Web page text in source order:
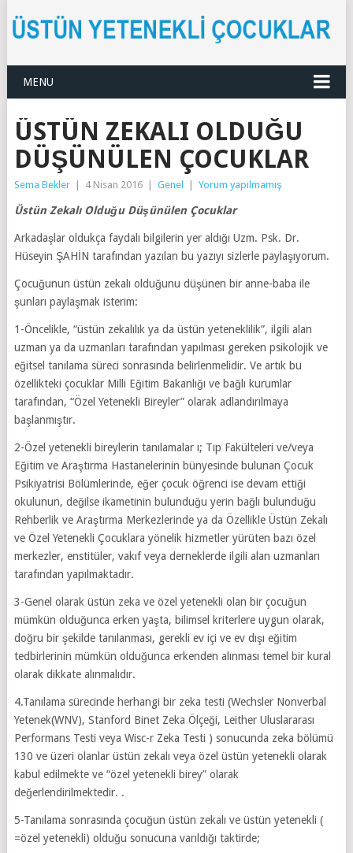
MENU
ÜSTÜN ZEKALI OLDUĞU
DÜŞÜNÜLEN ÇOCUKLAR
Sema Bekler 4 Nisan 2016 Genel Yorum yapılmamış
Üstün Zekalı Olduğu Düşünülen Çocuklar
Arkadaşlar oldukça faydalı bilgilerin yer aldığı Uzm. Psk. Dr.
Hüseyin ŞAHİN tarafından yazılan bu yazıyı sizlerle paylaşıyorum.
Çocuğunun üstün zekalı olduğunu düşünen bir anne-baba ile
şunları paylaşmak isterim:
1-Öncelikle, “üstün zekalılık ya da üstün yeteneklilik”, ilgili alan
uzman ya da uzmanları tarafından yapılması gereken psikolojik ve
eğitsel tanılama süreci sonrasında belirlenmelidir. Ve artık bu
özellikteki çocuklar Milli Eğitim Bakanlığı ve bağlı kurumlar
tarafından, “Özel Yetenekli Bireyler” olarak adlandırılmaya
başlanmıştır.
2-Özel yetenekli bireylerin tanılamalar ı; Tıp Fakülteleri ve/veya
Eğitim ve Araştırma Hastanelerinin bünyesinde bulunan Çocuk
Psikiyatrisi Bölümlerinde, eğer çocuk öğrenci ise devam ettiği
okulunun, değilse ikametinin bulunduğu yerin bağlı bulunduğu
Rehberlik ve Araştırma Merkezlerinde ya da Özellikle Üstün Zekalı
ve Özel Yetenekli Çocuklara yönelik hizmetler yürüten bazı özel
merkezler, enstitüler, vakıf veya derneklerde ilgili alan uzmanları
tarafından yapılmaktadır.
3-Genel olarak üstün zeka ve özel yetenekli olan bir çocuğun
mümkün olduğunca erken yaşta, bilimsel kriterlere uygun olarak,
doğru bir şekilde tanılanması, gerekli ev içi ve ev dışı eğitim
tedbirlerinin mümkün olduğunca erkenden alınması temel bir kural
olarak dikkate alınmalıdır.
4.Tanılama sürecinde herhangi bir zeka testi (Wechsler Nonverbal
Yetenek(WNV), Stanford Binet Zeka Ölçeği, Leither Uluslararası
Performans Testi veya Wisc-r Zeka Testi ) sonucunda zeka bölümü
130 ve üzeri olanlar üstün zekalı veya özel üstün yetenekli olarak
kabul edilmekte ve “özel yetenekli birey” olarak
değerlendirilmektedir. .
5-Tanılama sonrasında çocuğun üstün zekalı ve üstün yetenekli (
=özel yetenekli) olduğu sonucuna varıldığı taktirde;